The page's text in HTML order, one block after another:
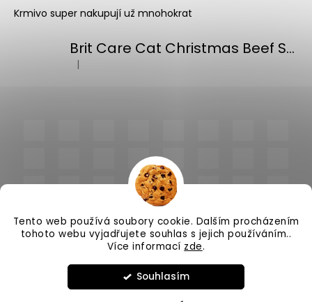
Tento web používá soubory cookie. Dalším procházením
tohoto webu vyjadřujete souhlas s jejich používáním..
Více informací zde.
Souhlasím
Krmivo super nakupují už mnohokrat
Brit Care Cat Christmas Beef Soup 75g
Hodnocení produktu je 5 z 5 hvězdiček.
|
PlnímeMisky.cz
vyhrazena.Upravit nastavení cookies